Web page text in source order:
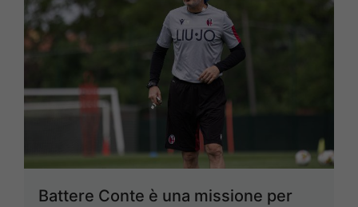
Battere Conte è una missione per